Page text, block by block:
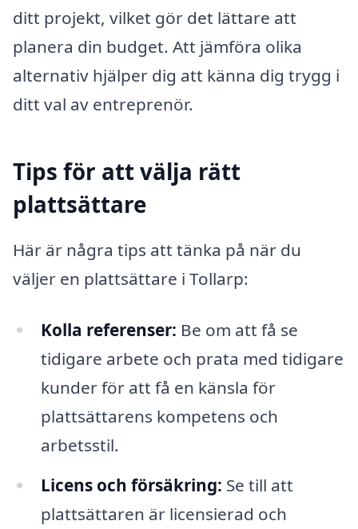
ditt projekt, vilket gör det lättare att
planera din budget. Att jämföra olika
alternativ hjälper dig att känna dig trygg i
ditt val av entreprenör.
Tips för att välja rätt
plattsättare
Här är några tips att tänka på när du
väljer en plattsättare i Tollarp:
Kolla referenser: Be om att få se
tidigare arbete och prata med tidigare
kunder för att få en känsla för
plattsättarens kompetens och
arbetsstil.
Licens och försäkring: Se till att
plattsättaren är licensierad och